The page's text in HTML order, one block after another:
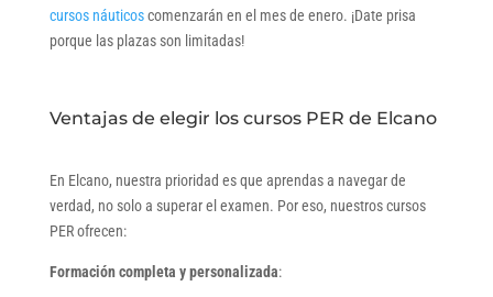
cursos náuticoscomenzarán en el mes de enero. ¡Date prisa
porque las plazas son limitadas!
Ventajas de elegir los cursos PER de Elcano
En Elcano, nuestra prioridad es que aprendas a navegar de
verdad, no solo a superar el examen. Por eso, nuestros cursos
PER ofrecen:
Formación completa y personalizada: